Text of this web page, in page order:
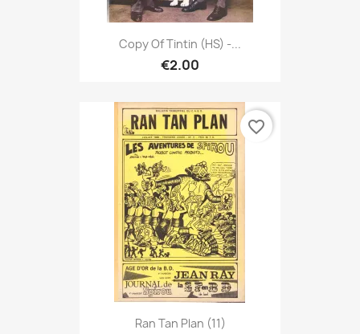
Copy Of Tintin (HS) -...
€2.00
Ran Tan Plan (11)
favorite_border